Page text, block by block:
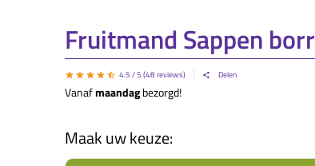
Fruitmand Sappen
4.5 / 5 (48reviews) Delen
Vanafmaandagbezorgd!
Maak uw keuze: